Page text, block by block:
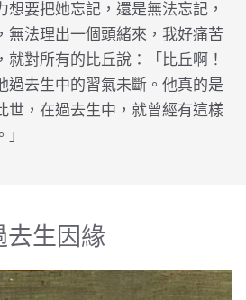
想要把她忘記，還是無法忘記，
無法理出一個頭緒來，我好痛苦
就對所有的比丘說：「比丘啊！
過去生中的習氣未斷。他真的是
世，在過去生中，就曾經有這樣
去生因緣